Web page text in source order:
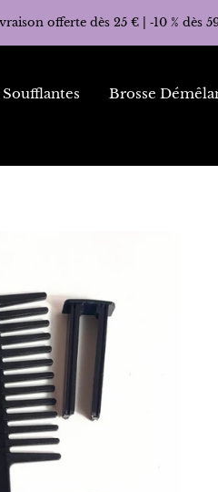
offerte dès 25 € | ‑10 % dès
Brosse